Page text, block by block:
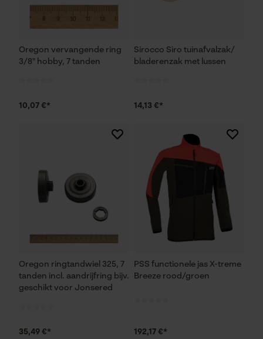
Oregon vervangende ring
3/8" hobby, 7 tanden
10,07 €*
Sirocco Siro tuinafvalzak/
bladerenzak met lussen
14,13 €*
Oregon ringtandwiel 325, 7
tanden incl. aandrijfring bijv.
geschikt voor Jonsered
35,49 €*
PSS functionele jas X-treme
Breeze rood/groen
192,17 €*
Fact-Finder Tracking
Prestatie en functionele
Cookies
Gepersonaliseerde homepage
Opgeslagen winkelwagen
Persoonlijke begroeting
Geo-IP en gebruikersdetectie
YouTube-video's
Marketing Cookies
Google Global Site Tag